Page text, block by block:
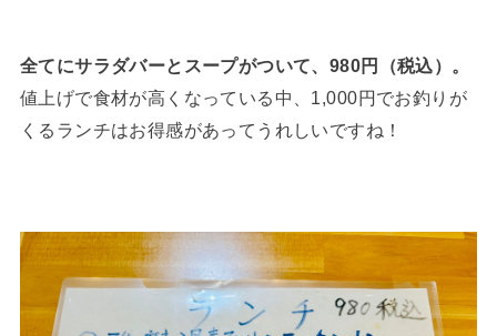
全てにサラダバーとスープがついて、980円（税込）。
値上げで食材が高くなっている中、1,000円でお釣りが
くるランチはお得感があってうれしいですね！